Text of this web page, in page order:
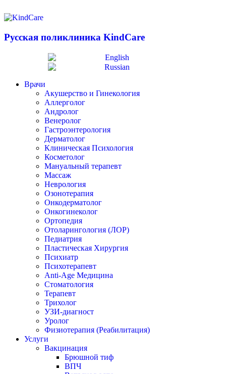
Русская поликлиника KindCare
Врачи
Акушерство и Гинекология
Аллерголог
Андролог
Венеролог
Гастроэнтерология
Дерматолог
Клиническая Психология
Косметолог
Мануальный терапевт
Массаж
Неврология
Озонотерапия
Онкодерматолог
Онкогинеколог
Ортопедия
Отоларингология (ЛОР)
Педиатрия
Пластическая Хирургия
Психиатр
Психотерапевт
Anti-Age Медицина
Стоматология
Терапевт
Трихолог
УЗИ-диагност
Уролог
Физиотерапия (Реабилитация)
Услуги
Вакцинация
Брюшной тиф
ВПЧ